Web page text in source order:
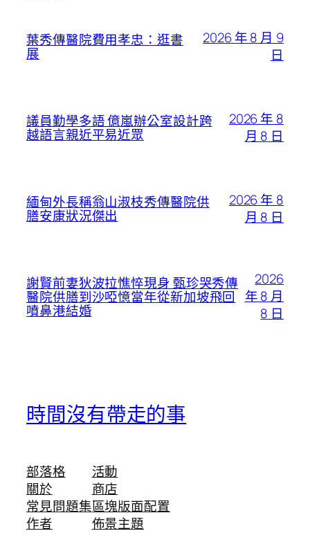
葉秀傳醫院費用孝忠：逛書
展
2026 年 8 月 9
日
議員勤學多語 億嵐辦公室設計跨
越語言親近平易近眾
2026 年 8
月 8 日
緬甸外長稱翁山淑枝秀傳醫院供
膳安康狀況傑出
2026 年 8
月 8 日
謝賢前妻狄波拉憔悴現身 甄珍哭秀傳
醫院供膳到沙啞憶當年從新加坡飛回
噴鼻港結婚
2026
年 8 月
8 日
時間沒有帶走的事
部落格
關於
常見問題集
作者
活動
商店
區塊版面配置
佈景主題